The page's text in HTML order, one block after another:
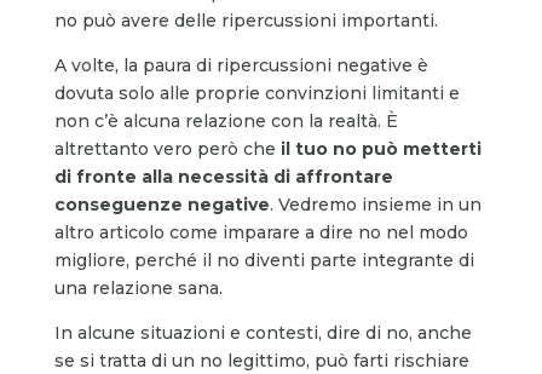
no può avere delle ripercussioni importanti.
A volte, la paura di ripercussioni negative è
dovuta solo alle proprie convinzioni limitanti e
non c’è alcuna relazione con la realtà. È
altrettanto vero però che il tuo no può metterti
di fronte alla necessità di affrontare
conseguenze negative. Vedremo insieme in un
altro articolo come imparare a dire no nel modo
migliore, perché il no diventi parte integrante di
una relazione sana.
In alcune situazioni e contesti, dire di no, anche
se si tratta di un no legittimo, può farti rischiare